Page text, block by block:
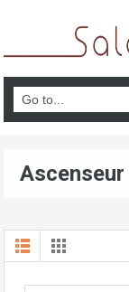
Ascenseur